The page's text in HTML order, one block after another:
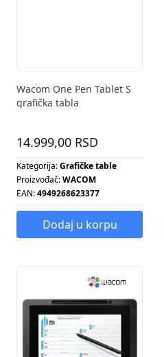
Wacom One Pen Tablet S
grafička tabla
14.999,00 RSD
Kategorija:Grafičke table
Proizvođač:WACOM
EAN:4949268623377
Dodaj u korpu